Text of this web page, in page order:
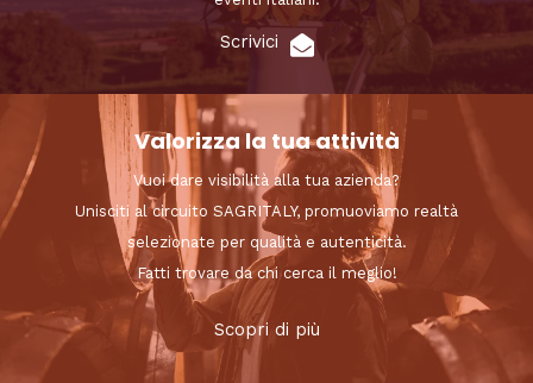
Scrivici
Valorizza la tua attività
Vuoi dare visibilità alla tua azienda?
Unisciti al circuito SAGRITALY, promuoviamo realtà
selezionate per qualità e autenticità.
Fatti trovare da chi cerca il meglio!
Scopri di più